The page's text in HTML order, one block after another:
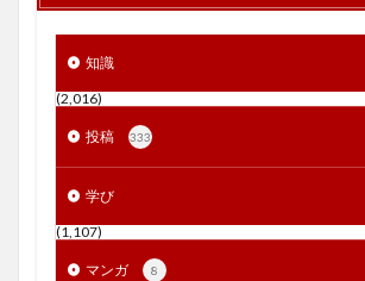
知識
(2,016)
投稿 333
学び
(1,107)
マンガ 8